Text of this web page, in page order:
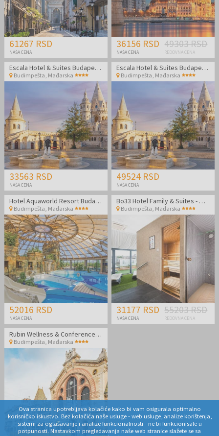
61267 RSD
NAŠA CENA
36156 RSD
NAŠA CENA
49303 RSD
REDOVNA CENA
Escala Hotel & Suites Budapest - Porodični odmor
Budimpešta, Mađarska
33563 RSD
NAŠA CENA
Escala Hotel & Suites Budapest - Porodični odmor
Budimpešta, Mađarska
49524 RSD
NAŠA CENA
Hotel Aquaworld Resort Budapest
Budimpešta, Mađarska
52016 RSD
NAŠA CENA
Bo33 Hotel Family & Suites - Wellness odmor u Budimpešti
Budimpešta, Mađarska
31177 RSD
NAŠA CENA
55203 RSD
REDOVNA CENA
Rubin Wellness & Conference Hotel
Budimpešta Mađarska
Ova stranica upotrebljava kolačiće kako bi vam osigurala optimalno
korisničko iskustvo. Bez kolačića naše usluge - web usluge, analize korištenja,
sistemi za oglašavanje i analize funkcionalnosti - ne bi funkcionisale u
potpunosti. Nastavkom pregledavanja naše web stranice slažete se sa